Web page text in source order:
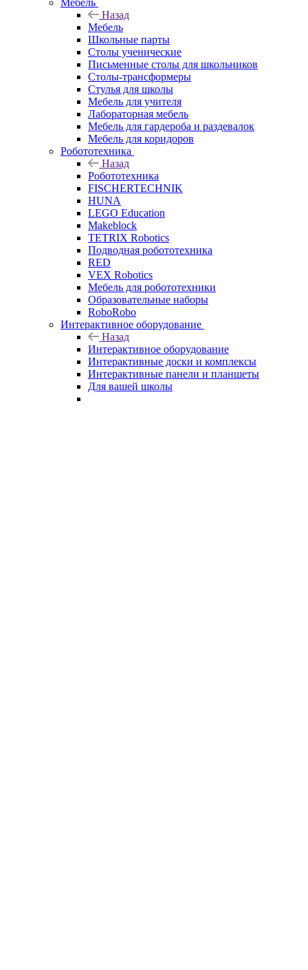
Мебель
Назад
Мебель
Школьные парты
Столы ученические
Письменные столы для школьников
Столы-трансформеры
Стулья для школы
Мебель для учителя
Лабораторная мебель
Мебель для гардероба и раздевалок
Мебель для коридоров
Робототехника
Назад
Робототехника
FISCHERTECHNIK
HUNA
LEGO Education
Makeblock
TETRIX Robotics
Подводная робототехника
RED
VEX Robotics
Мебель для робототехники
Образовательные наборы
RoboRobo
Интерактивное оборудование
Назад
Интерактивное оборудование
Интерактивные доски и комплексы
Интерактивные панели и планшеты
Для вашей школы